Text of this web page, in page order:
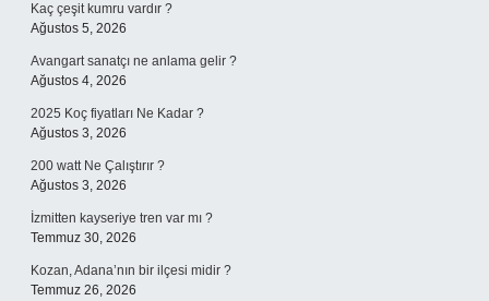
Kaç çeşit kumru vardır ?
Ağustos 5, 2026
Avangart sanatçı ne anlama gelir ?
Ağustos 4, 2026
2025 Koç fiyatları Ne Kadar ?
Ağustos 3, 2026
200 watt Ne Çalıştırır ?
Ağustos 3, 2026
İzmitten kayseriye tren var mı ?
Temmuz 30, 2026
Kozan, Adana’nın bir ilçesi midir ?
Temmuz 26, 2026